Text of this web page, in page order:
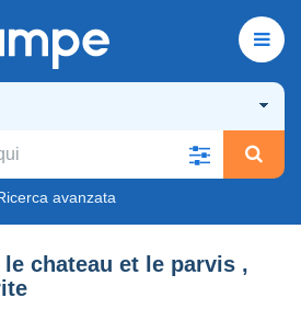
avanzata
le chateau et le parvis ,